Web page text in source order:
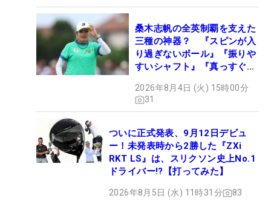
桑木志帆の全英制覇を支えた
三種の神器？ 『スピンが入
り過ぎないボール』『振りや
すいシャフト』『真っすぐ飛
セッティング
2026年8月4日 (火) 15時00分
31
ついに正式発表、9月12日デビュ
ー！未発表時から2勝した『ZXi
RKT LS』は、スリクソン史上No.1
ドライバー!?【打ってみた】
2026年8月5日 (水) 11時31分 83